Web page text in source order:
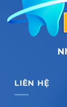
LIÊN HỆ